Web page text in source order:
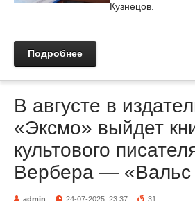
Кузнецов.
Подробнее
В августе в
«Эксмо» выйдет
культового
Вербера — «Вальс
admin 24-07-2025, 23:37 31